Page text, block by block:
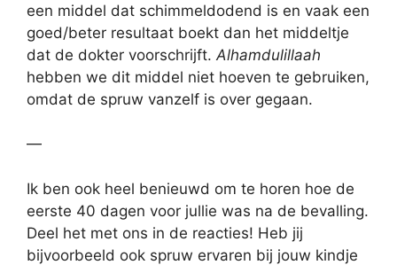
een middel dat schimmeldodend is en vaak een
goed/beter resultaat boekt dan het middeltje
dat de dokter voorschrijft. Alhamdulillaah
hebben we dit middel niet hoeven te gebruiken,
omdat de spruw vanzelf is over gegaan.
—
Ik ben ook heel benieuwd om te horen hoe de
eerste 40 dagen voor jullie was na de bevalling.
Deel het met ons in de reacties! Heb jij
bijvoorbeeld ook spruw ervaren bij jouw kindje